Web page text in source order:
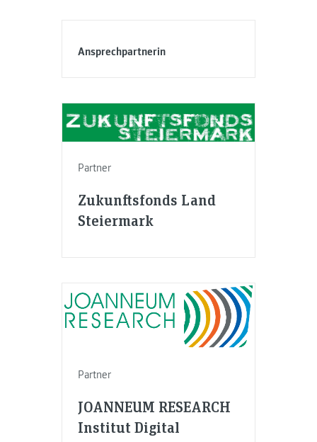
Ansprechpartnerin
Partner
Zukunftsfonds Land
Steiermark
Partner
JOANNEUM RESEARCH
Institut Digital